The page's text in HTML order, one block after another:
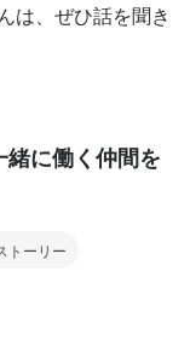
は、ぜひ話を聞き
に働く仲間を
トーリー